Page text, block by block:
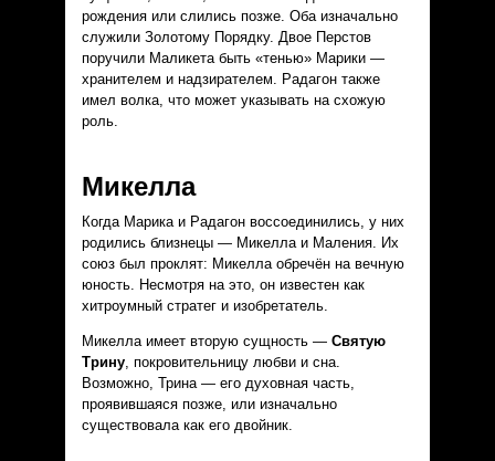
рождения или слились позже. Оба изначально
служили Золотому Порядку. Двое Перстов
поручили Маликета быть «тенью» Марики —
хранителем и надзирателем. Радагон также
имел волка, что может указывать на схожую
роль.
Микелла
Когда Марика и Радагон воссоединились, у них
родились близнецы — Микелла и Маления. Их
союз был проклят: Микелла обречён на вечную
юность. Несмотря на это, он известен как
хитроумный стратег и изобретатель.
Микелла имеет вторую сущность — Святую
Трину, покровительницу любви и сна.
Возможно, Трина — его духовная часть,
проявившаяся позже, или изначально
существовала как его двойник.